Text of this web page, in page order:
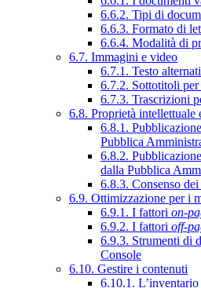
6.6.2. Tipi di
6.6.3. Formato di
6.6.4. Modalità di
6.7. Immagini e video
6.7.1. Testo
6.7.2. Sottotitoli
6.7.3. Trascrizioni
6.8. Proprietà intellettuale
6.8.1.
Pubblica
6.8.2.
dalla Pubblica
6.8.3. Consenso
6.9. Ottimizzazione per i
6.9.1. I fattori on-
6.9.2. I fattori off-
6.9.3. Strumenti di
Console
6.10. Gestire i contenuti
6.10.1.